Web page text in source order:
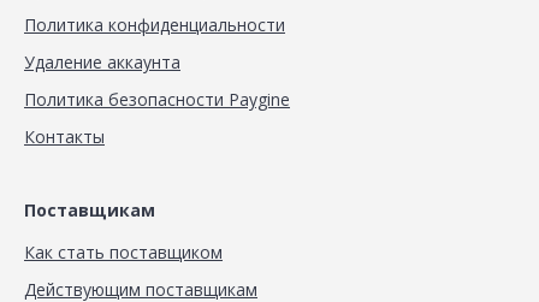
Политика конфиденциальности
Удаление аккаунта
Политика безопасности Paygine
Контакты
Поставщикам
Как стать поставщиком
Действующим поставщикам